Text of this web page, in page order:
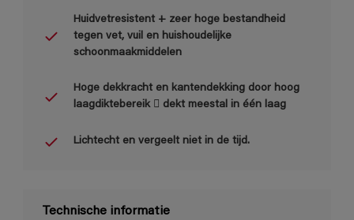
Huidvetresistent + zeer hoge bestandheid
tegen vet, vuil en huishoudelijke
schoonmaakmiddelen
Hoge dekkracht en kantendekking door hoog
laagdiktebereik  dekt meestal in één laag
Lichtecht en vergeelt niet in de tijd.
Technische informatie